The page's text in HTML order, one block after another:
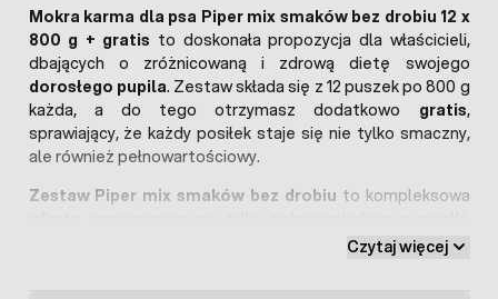
Mokra karma dla psa Piper mix smaków bez drobiu 12 x
800 g + gratis to doskonała propozycja dla właścicieli,
dbających o zróżnicowaną i zdrową dietę swojego
dorosłego pupila. Zestaw składa się z 12 puszek po 800 g
każda, a do tego otrzymasz dodatkowo gratis,
sprawiający, że każdy posiłek staje się nie tylko smaczny,
ale również pełnowartościowy.
Zestaw Piper mix smaków bez drobiu to kompleksowa
ale również smaczne przekąski, które z pewnością
Czytaj więcej